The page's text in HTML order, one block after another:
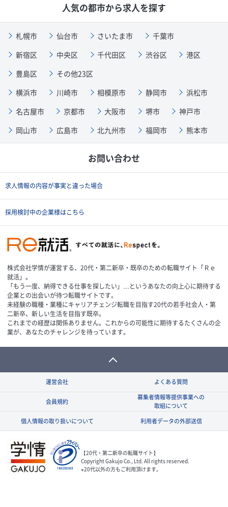
人気の都市から求人を探す
札幌市 仙台市 さいたま市
千葉市
新宿区
中央区 千代田区 渋谷区
港区
豊島区
その他23区
横浜市
川崎市 相模原市 静岡市
浜松市
名古屋市
京都市 大阪市 堺市
神戸市
岡山市
広島市 北九州市 福岡市 熊本市
お問い合わせ
求人情報の内容が事実と違った場合
採用検討中の企業様はこちら
株式会社学情が運営する、20代・第二新卒・既卒のための転職サイト「Ｒｅ
就活」。
「もう一度、納得できる仕事を探したい」…というあなたの向上心に期待する
企業との出会いが待つ転職サイトです。
未経験の職種・業種にキャリアチェンジ転職を目指す20代の若手社会人・第
二新卒、新しい生活を目指す既卒。
これまでの経歴は関係ありません。これからの可能性に期待するたくさんの企
業が、あなたのチャレンジを待っています。
運営会社 よくある質問
会員規約
募集者情報等提供事業への
取組について
個人情報の取り扱いについて
利用者データの外部送信
【20代・第二新卒の転職サイト】
Copyright Gakujo Co., Ltd. All rights reserved.
※20代以外の方もご利用頂けます。